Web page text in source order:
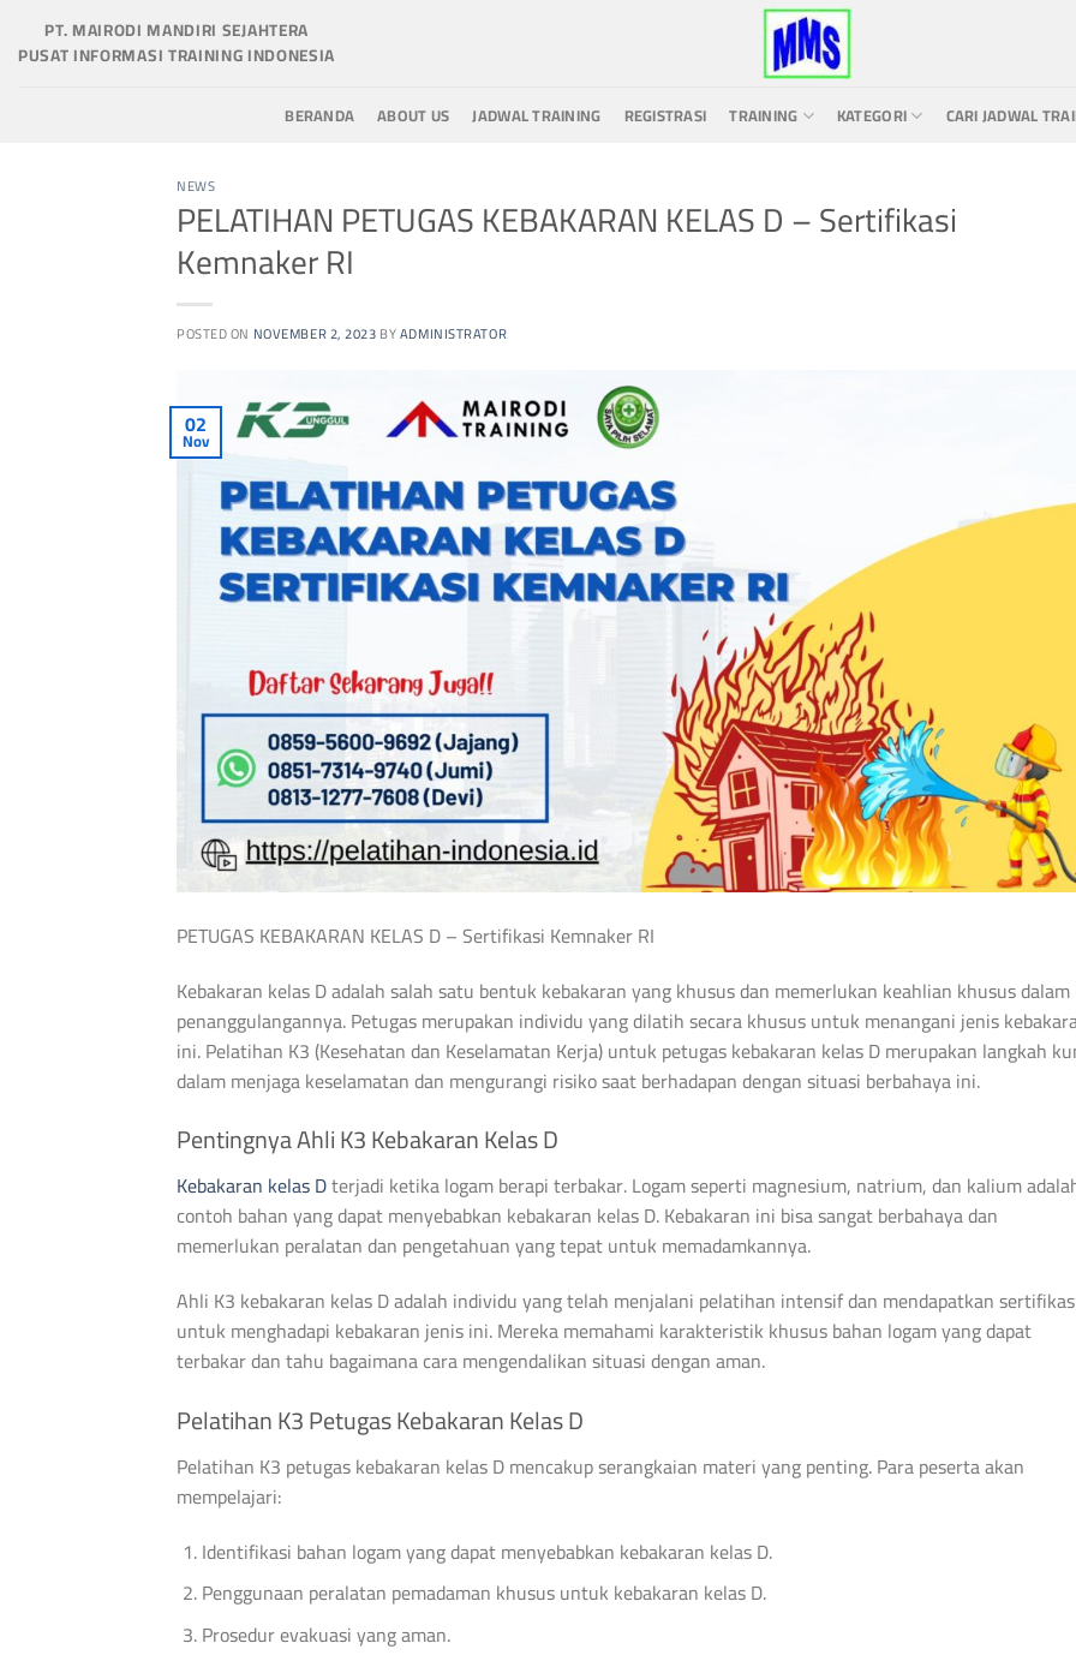
PT. MAIRODI MANDIRI SEJAHTERA
PUSAT INFORMASI TRAINING INDONESIA
BERANDA ABOUT US JADWAL TRAINING REGISTRASI TRAINING KATEGORI CARI JADWAL
NEWS
PELATIHAN PETUGAS KEBAKARAN KELAS D – Sertifikasi
Kemnaker RI
POSTED ON NOVEMBER 2, 2023BYADMINISTRATOR
02
Nov
PETUGAS KEBAKARAN KELAS D – Sertifikasi Kemnaker RI
Kebakaran kelas D adalah salah satu bentuk kebakaran yang khusus dan memerlukan keahlian khusus dalam
penanggulangannya. Petugas merupakan individu yang dilatih secara khusus untuk menangani jenis
ini. Pelatihan K3 (Kesehatan dan Keselamatan Kerja) untuk petugas kebakaran kelas D merupakan langkah
dalam menjaga keselamatan dan mengurangi risiko saat berhadapan dengan situasi berbahaya ini.
Pentingnya Ahli K3 Kebakaran Kelas D
Kebakaran kelas Dterjadi ketika logam berapi terbakar. Logam seperti magnesium, natrium, dan kalium
contoh bahan yang dapat menyebabkan kebakaran kelas D. Kebakaran ini bisa sangat berbahaya dan
memerlukan peralatan dan pengetahuan yang tepat untuk memadamkannya.
Ahli K3 kebakaran kelas D adalah individu yang telah menjalani pelatihan intensif dan mendapatkan
untuk menghadapi kebakaran jenis ini. Mereka memahami karakteristik khusus bahan logam yang dapat
terbakar dan tahu bagaimana cara mengendalikan situasi dengan aman.
Pelatihan K3 Petugas Kebakaran Kelas D
Pelatihan K3 petugas kebakaran kelas D mencakup serangkaian materi yang penting. Para peserta akan
mempelajari:
Identifikasi bahan logam yang dapat menyebabkan kebakaran kelas D.
Penggunaan peralatan pemadaman khusus untuk kebakaran kelas D.
Prosedur evakuasi yang aman.